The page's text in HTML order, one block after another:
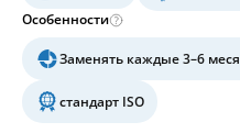
Особенности
Заменять каждые 3–6
стандарт ISO